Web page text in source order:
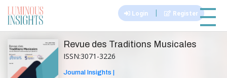
Login | Register |||
Revue des Traditions Musicales
ISSN:3071-3226
Journal Insights |